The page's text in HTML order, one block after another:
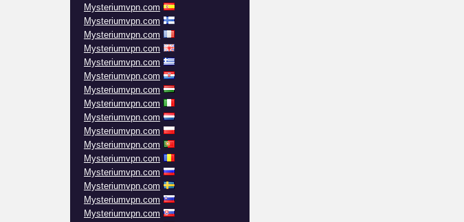
Mysteriumvpn.com
Mysteriumvpn.com
Mysteriumvpn.com
Mysteriumvpn.com
Mysteriumvpn.com
Mysteriumvpn.com
Mysteriumvpn.com
Mysteriumvpn.com
Mysteriumvpn.com
Mysteriumvpn.com
Mysteriumvpn.com
Mysteriumvpn.com
Mysteriumvpn.com
Mysteriumvpn.com
Mysteriumvpn.com
Mysteriumvpn.com